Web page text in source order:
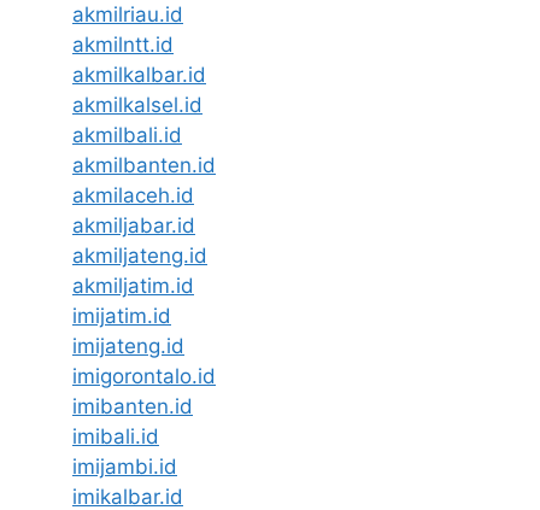
akmilriau.id
akmilntt.id
akmilkalbar.id
akmilkalsel.id
akmilbali.id
akmilbanten.id
akmilaceh.id
akmiljabar.id
akmiljateng.id
akmiljatim.id
imijatim.id
imijateng.id
imigorontalo.id
imibanten.id
imibali.id
imijambi.id
imikalbar.id